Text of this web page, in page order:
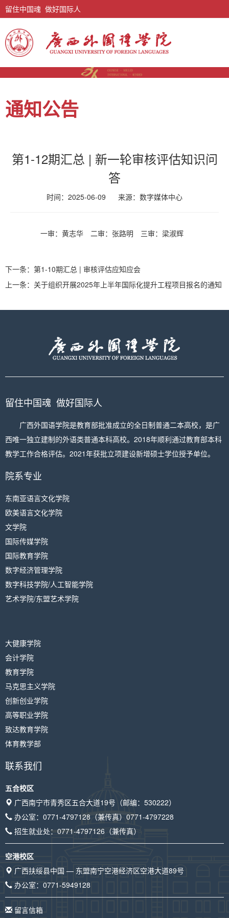
留住中国魂 做好国际人
通知公告
第1-12期汇总 | 新一轮审核评估知识问
答
时间：2025-06-09 来源： 数字媒体中心
一审：黄志华 二审：张路明 三审：梁淑辉
下一条： 第1-10期汇总 | 审核评估应知应会
上一条： 关于组织开展2025年上半年国际化提升工程项目报名的通知
留住中国魂 做好国际人
广西外国语学院是教育部批准成立的全日制普通二本高校，是广
西唯一独立建制的外语类普通本科高校。2018年顺利通过教育部本科
教学工作合格评估。2021年获批立项建设新增硕士学位授予单位。
院系专业
东南亚语言文化学院
欧美语言文化学院
文学院
国际传媒学院
国际教育学院
数字经济管理学院
数字科技学院/人工智能学院
艺术学院/东盟艺术学院
大健康学院
会计学院
教育学院
马克思主义学院
创新创业学院
高等职业学院
致达教育学院
体育教学部
联系我们
五合校区
广西南宁市青秀区五合大道19号（邮编：530222）
办公室： 0771-4797128 （兼传真） 0771-4797228
招生就业处： 0771-4797126 （兼传真）
空港校区
广西扶绥县中国 — 东盟南宁空港经济区空港大道89号
办公室： 0771-5949128
留言信箱